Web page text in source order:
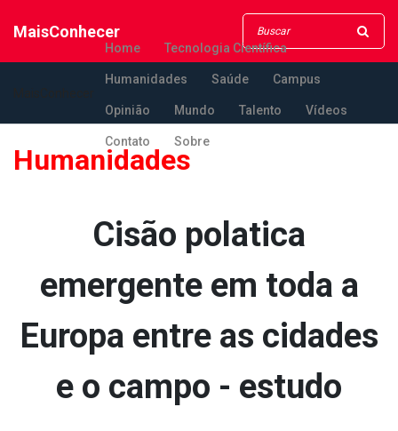
MaisConhecer
Home Tecnologia Científica
Humanidades Saúde Campus
Opinião Mundo Talento Vídeos
Contato Sobre
Humanidades
Cisão pola­tica
emergente em toda a
Europa entre as cidades
e o campo - estudo